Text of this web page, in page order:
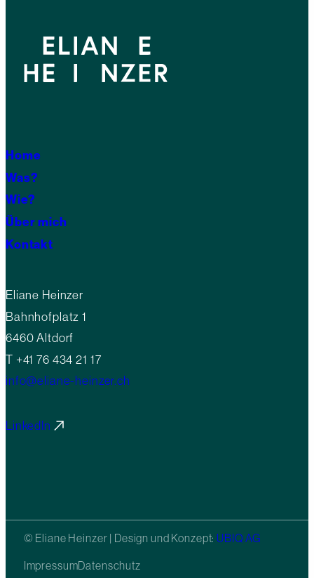
Home
Was?
Wie?
Über mich
Kontakt
Eliane Heinzer
Bahnhofplatz 1
6460 Altdorf
T +41 76 434 21 17
info@eliane-heinzer.ch
LinkedIn
© Eliane Heinzer | Design und Konzept: UBIQ AG
ImpressumDatenschutz